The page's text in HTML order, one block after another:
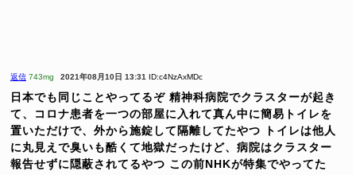
返信 743mg 2021年08月10日 13:31 ID:c4NzAxMDc
日本でも同じことやってるぞ 精神科病院でクラスターが起き
て、コロナ患者を一つの部屋に入れて真ん中に簡易トイレを
置いただけで、外から施錠して隔離してたやつ トイレは他人
に丸見えで臭いも酷くて地獄だったけど、病院はクラスター
報告せずに隠蔽されてるやつ この前NHKが特集でやってた